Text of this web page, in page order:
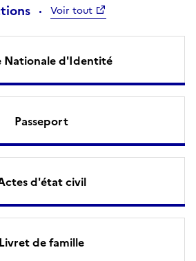
Voir tout
Nationale d'Identité
Passeport
d'état civil
Livret de famille